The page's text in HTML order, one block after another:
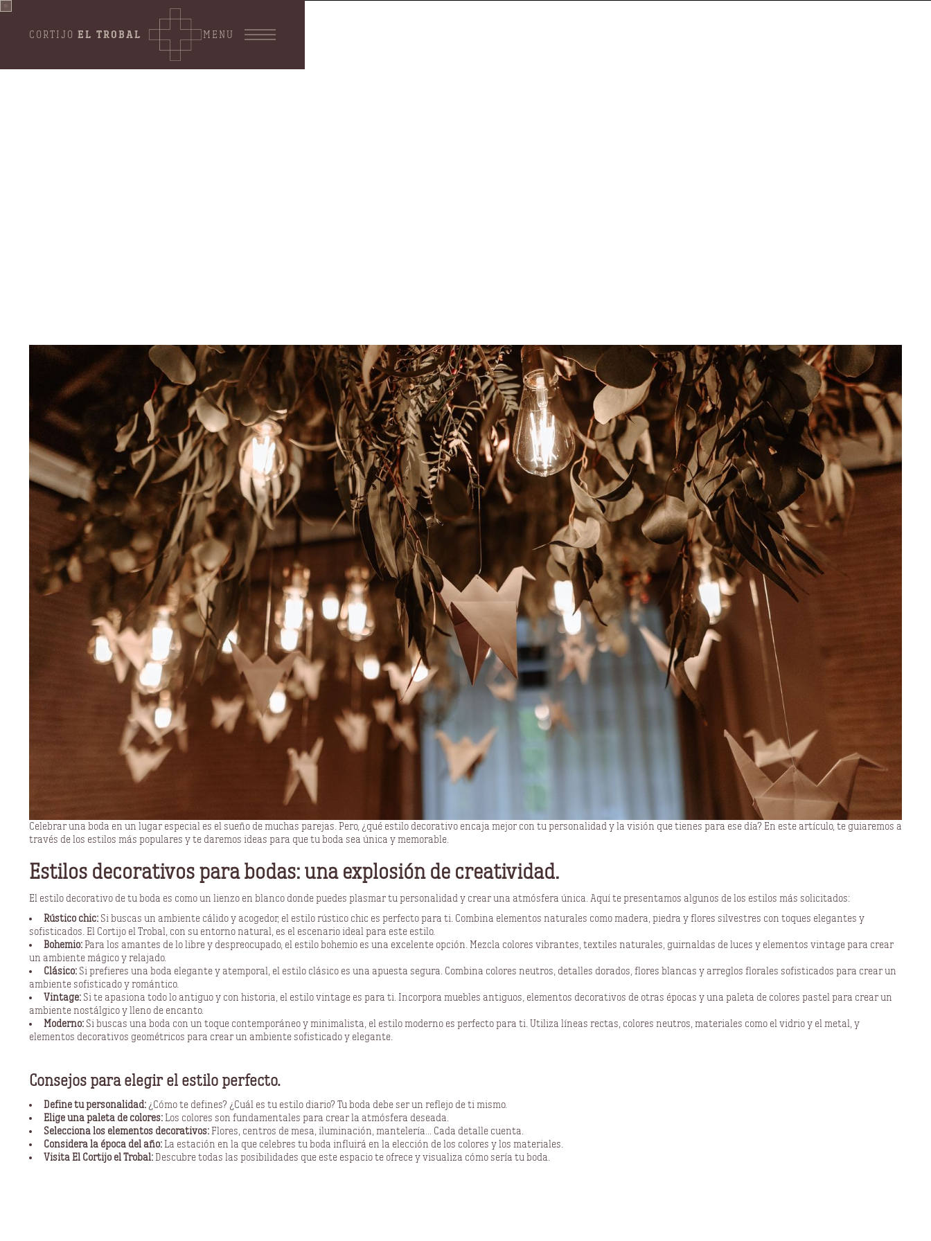
CORTIJO EL TROBAL MENU
Celebrar una boda en un lugar especial es el sueño de muchas parejas. Pero, ¿qué estilo decorativo encaja mejor con tu personalidad y la visión que tienes para ese día? En este artículo, te guiaremos a
través de los estilos más populares y te daremos ideas para que tu boda sea única y memorable.
Estilos decorativos para bodas: una explosión de creatividad.
El estilo decorativo de tu boda es como un lienzo en blanco donde puedes plasmar tu personalidad y crear una atmósfera única. Aquí te presentamos algunos de los estilos más solicitados:
Rústico chic: Si buscas un ambiente cálido y acogedor, el estilo rústico chic es perfecto para ti. Combina elementos naturales como madera, piedra y flores silvestres con toques elegantes y
sofisticados. El Cortijo el Trobal, con su entorno natural, es el escenario ideal para este estilo.
Bohemio:Para los amantes de lo libre y despreocupado, el estilo bohemio es una excelente opción. Mezcla colores vibrantes, textiles naturales, guirnaldas de luces y elementos vintage para crear
un ambiente mágico y relajado.
Clásico: Si prefieres una boda elegante y atemporal, el estilo clásico es una apuesta segura. Combina colores neutros, detalles dorados, flores blancas y arreglos florales sofisticados para crear un
ambiente sofisticado y romántico.
Vintage: Si te apasiona todo lo antiguo y con historia, el estilo vintage es para ti. Incorpora muebles antiguos, elementos decorativos de otras épocas y una paleta de colores pastel para crear un
ambiente nostálgico y lleno de encanto.
Moderno: Si buscas una boda con un toque contemporáneo y minimalista, el estilo moderno es perfecto para ti. Utiliza líneas rectas, colores neutros, materiales como el vidrio y el metal, y
elementos decorativos geométricos para crear un ambiente sofisticado y elegante.
Consejos para elegir el estilo perfecto.
Define tu personalidad: ¿Cómo te defines? ¿Cuál es tu estilo diario? Tu boda debe ser un reflejo de ti mismo.
Elige una paleta de colores:Los colores son fundamentales para crear la atmósfera deseada.
Selecciona los elementos decorativos:Flores, centros de mesa, iluminación, mantelería... Cada detalle cuenta.
Considera la época del año:La estación en la que celebres tu boda influirá en la elección de los colores y los materiales.
Visita El Cortijo el Trobal:Descubre todas las posibilidades que este espacio te ofrece y visualiza cómo sería tu boda.